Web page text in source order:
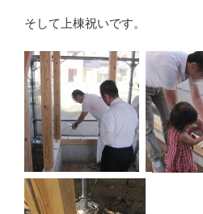
そして上棟祝いです。